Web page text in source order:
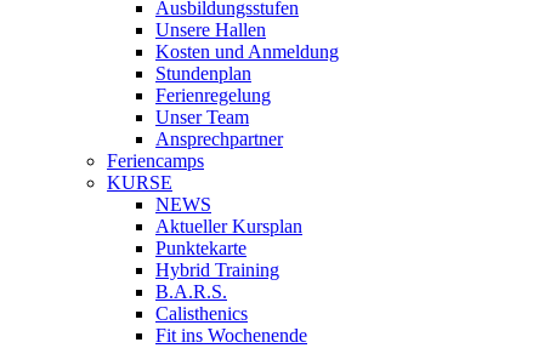
Ausbildungsstufen
Unsere Hallen
Kosten und Anmeldung
Stundenplan
Ferienregelung
Unser Team
Ansprechpartner
Feriencamps
KURSE
NEWS
Aktueller Kursplan
Punktekarte
Hybrid Training
B.A.R.S.
Calisthenics
Fit ins Wochenende